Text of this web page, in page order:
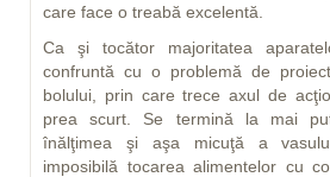
care face o treabă excelentă.
Ca şi tocător majoritatea
confruntă cu o problemă de
bolului, prin care trece axul de
prea scurt. Se termină la mai
înălţimea şi aşa micuţă a
imposibilă tocarea alimentelor cu